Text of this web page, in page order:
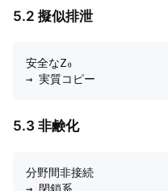
5.2 擬似排泄
安全なZ₀
5.3 非鹸化
分野間非接続